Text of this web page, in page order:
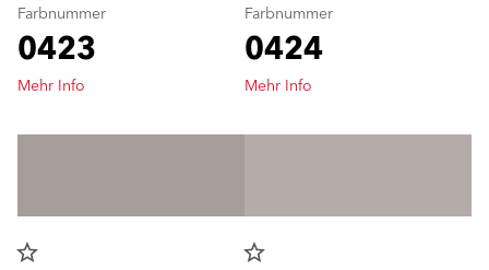
Farbnummer
0423
Mehr Info
Farbnummer
0424
Mehr Info
star_border
star_border